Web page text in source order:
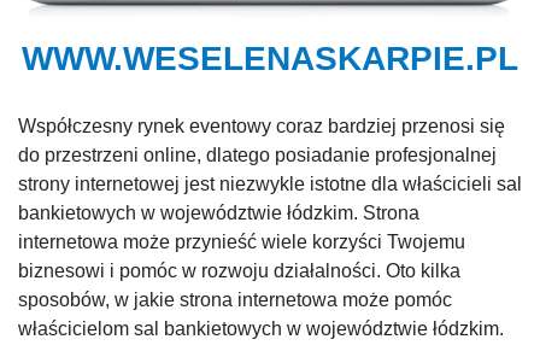
WWW.WESELENASKARPIE.PL
Współczesny rynek eventowy coraz bardziej przenosi się
do przestrzeni online, dlatego posiadanie profesjonalnej
strony internetowej jest niezwykle istotne dla właścicieli sal
bankietowych w województwie łódzkim. Strona
internetowa może przynieść wiele korzyści Twojemu
biznesowi i pomóc w rozwoju działalności. Oto kilka
sposobów, w jakie strona internetowa może pomóc
właścicielom sal bankietowych w województwie łódzkim.